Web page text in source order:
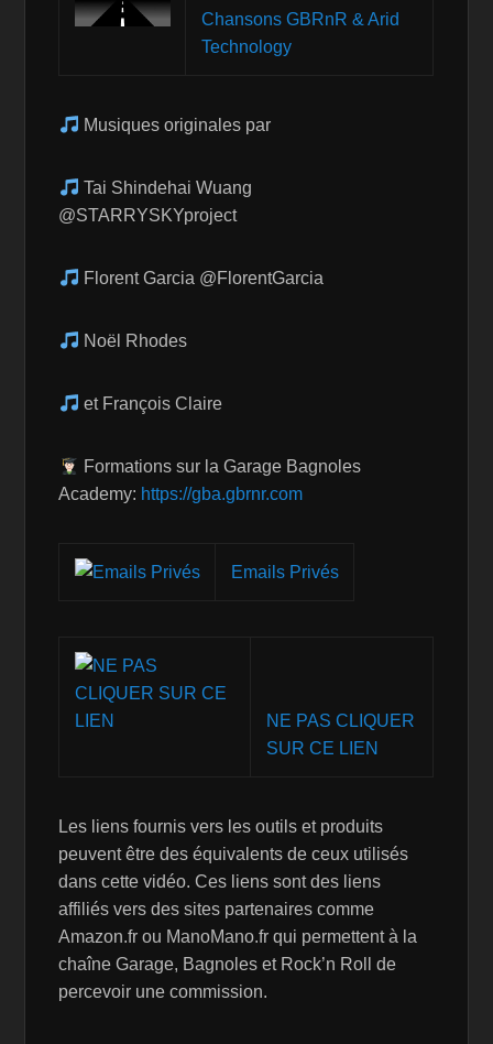
Chansons GBRnR & Arid
Technology
Musiques originales par
Tai Shindehai Wuang
@STARRYSKYproject
Florent Garcia @FlorentGarcia
Noël Rhodes
et François Claire
Formations sur la Garage Bagnoles
Academy: https://gba.gbrnr.com
Emails Privés
NE PAS CLIQUER
SUR CE LIEN
Les liens fournis vers les outils et produits
peuvent être des équivalents de ceux utilisés
dans cette vidéo. Ces liens sont des liens
affiliés vers des sites partenaires comme
Amazon.fr ou ManoMano.fr qui permettent à la
chaîne Garage, Bagnoles et Rock’n Roll de
percevoir une commission.